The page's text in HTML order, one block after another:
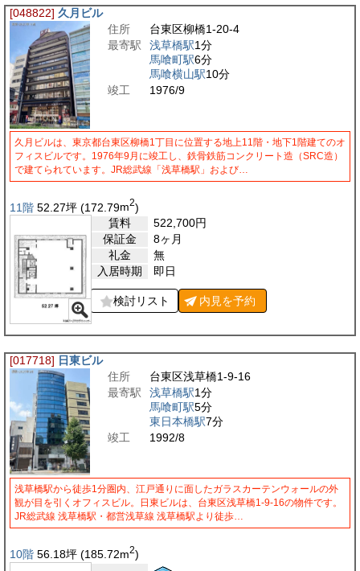
[048822] 久月ビル
住所
台東区柳橋1-20-4
最寄駅
浅草橋駅1分
馬喰町駅6分
馬喰横山駅10分
竣工
1976/9
久月ビルは、東京都台東区柳橋1丁目に位置する地上11階・地下1階建てのオ
フィスビルです。1976年9月に竣工し、鉄骨鉄筋コンクリート造（SRC造）
で建てられています。JR総武線「浅草橋駅」および…
11階 52.27坪 (172.79m2)
賃料
522,700円
保証金
8ヶ月
礼金
無
入居時期
即日
検討リスト 内見を予約
[017718] 日東ビル
住所
台東区浅草橋1-9-16
最寄駅
浅草橋駅1分
馬喰町駅5分
東日本橋駅7分
竣工
1992/8
浅草橋駅から徒歩1分圏内、江戸通りに面したガラスカーテンウォールの外
観が目を引くオフィスビル。日東ビルは、台東区浅草橋1-9-16の物件です。
JR総武線 浅草橋駅・都営浅草線 浅草橋駅より徒歩…
10階 56.18坪 (185.72m2)